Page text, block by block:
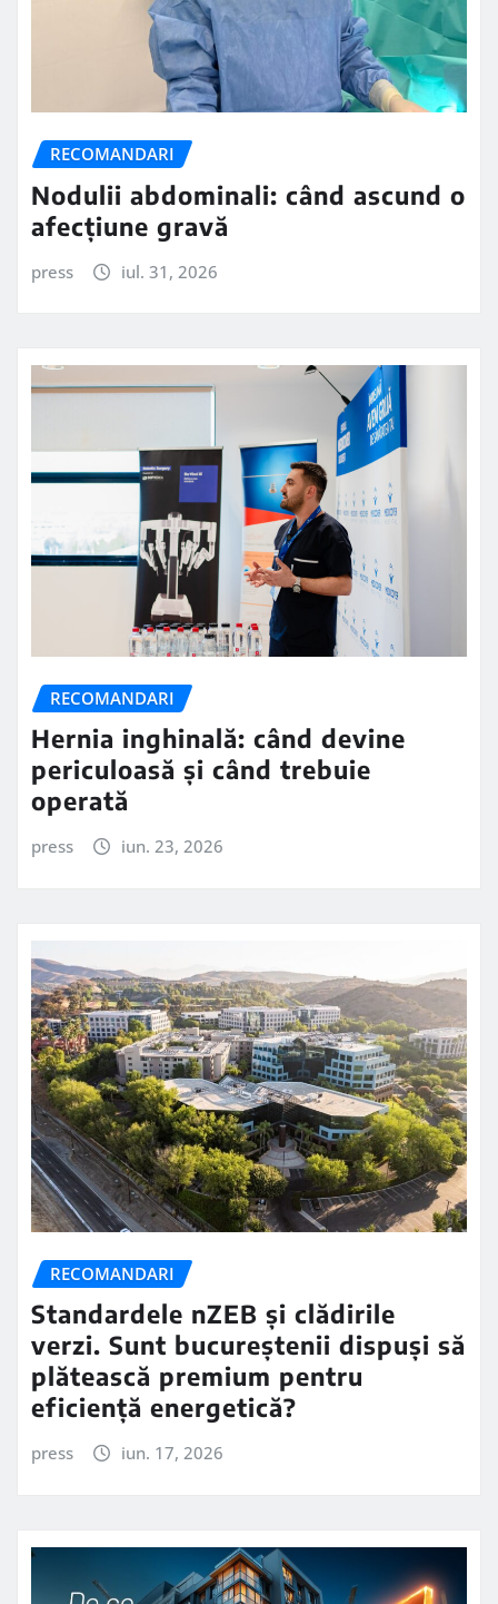
RECOMANDARI
Nodulii abdominali: când ascund o
afecțiune gravă
press iul. 31, 2026
RECOMANDARI
Hernia inghinală: când devine
periculoasă și când trebuie
operată
press iun. 23, 2026
RECOMANDARI
Standardele nZEB și clădirile
verzi. Sunt bucureștenii dispuși să
plătească premium pentru
eficiență energetică?
press iun. 17, 2026